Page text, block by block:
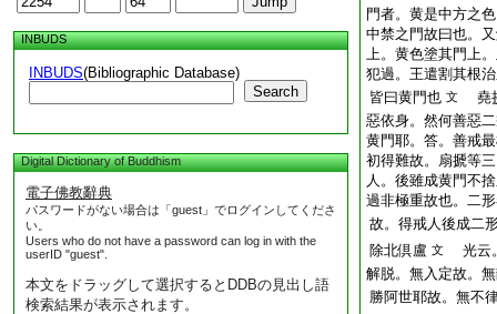
INBUDS
INBUDS(Bibliographic Database)
Search
Digital Dictionary of Buddhism
電子佛教辭典
パスワードがない場合は「guest」でログインしてくださ
い。
Users who do not have a password can log in with the
userID "guest".
本文をドラッグして選択するとDDBの見出し語
検索結果が表示されます。
門者。黄是中方之
中禁之門故曰也。
上。黄色塗其門上
犯過。王遣割其根
皆曰黄門也 文
堯
惡依身。然何善惡
黄門耶。答。善戒
初得難故。扇搋等
人。後雖成黄門不
過非極重故也。二
故。得戒人後成二
除北倶盧 文
光云
解脱。無入定故。
勝阿世耶故。無不